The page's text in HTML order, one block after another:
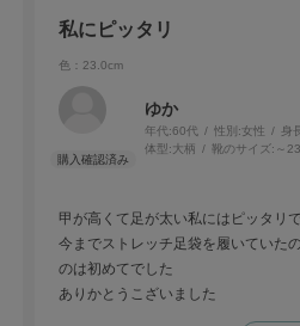
私にピッタリ
色：23.0cm
ゆか
年代:60代 性別:女性 身
体型:大柄 靴のサイズ: ～
甲が高くて足が太い私にはピッタリ
今までストレッチ足袋を履いていた
のは初めてでした
ありかとうこざいました